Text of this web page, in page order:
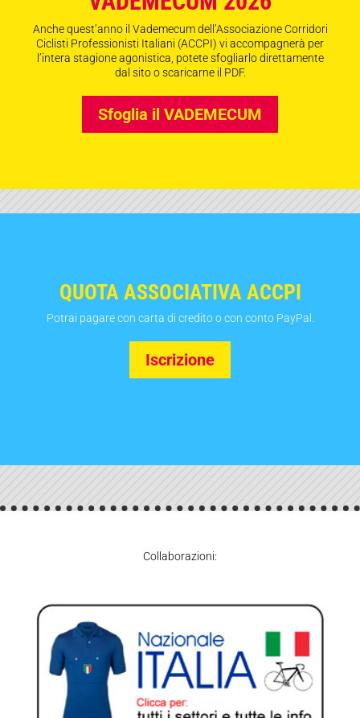
Anche quest’anno il Vademecum dell’Associazione Corridori
Ciclisti Professionisti Italiani (ACCPI) vi accompagnerà per
l’intera stagione agonistica, potete sfogliarlo direttamente
dal sito o scaricarne il PDF.
Sfoglia il VADEMECUM
QUOTA ASSOCIATIVA ACCPI
Potrai pagare con carta di credito o con conto PayPal.
Iscrizione
Collaborazioni: